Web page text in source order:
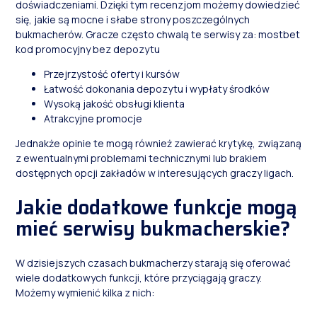
doświadczeniami. Dzięki tym recenzjom możemy dowiedzieć
się, jakie są mocne i słabe strony poszczególnych
bukmacherów. Gracze często chwalą te serwisy za: mostbet
kod promocyjny bez depozytu
Przejrzystość oferty i kursów
Łatwość dokonania depozytu i wypłaty środków
Wysoką jakość obsługi klienta
Atrakcyjne promocje
Jednakże opinie te mogą również zawierać krytykę, związaną
z ewentualnymi problemami technicznymi lub brakiem
dostępnych opcji zakładów w interesujących graczy ligach.
Jakie dodatkowe funkcje mogą
mieć serwisy bukmacherskie?
W dzisiejszych czasach bukmacherzy starają się oferować
wiele dodatkowych funkcji, które przyciągają graczy.
Możemy wymienić kilka z nich: